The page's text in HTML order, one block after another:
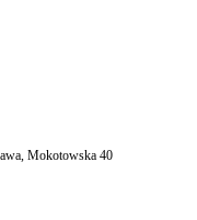
Mokotowska 40